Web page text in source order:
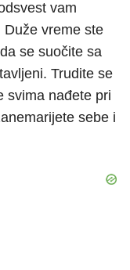
vam
Duže vreme ste
se suočite sa
Trudite se
svima nađete pri
sebe i